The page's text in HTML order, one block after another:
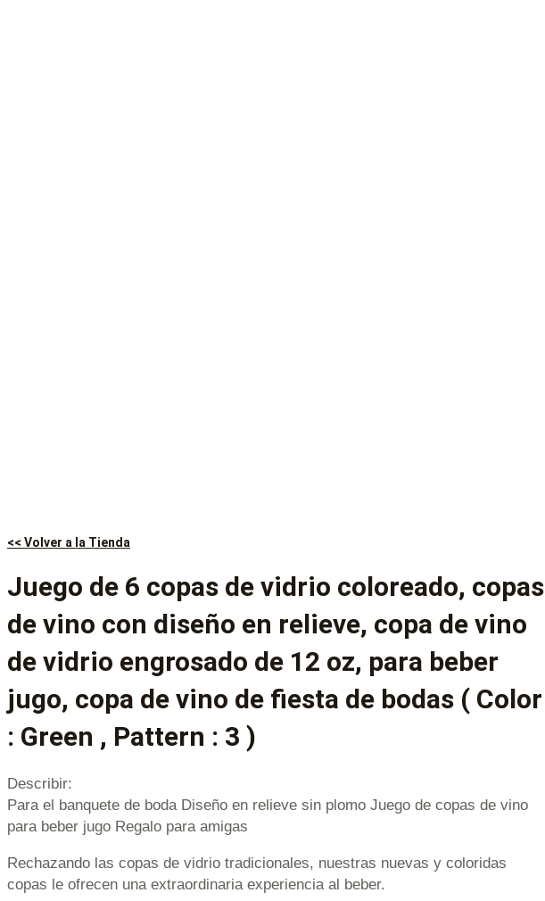
<< Volver a la Tienda
Juego de 6 copas de vidrio coloreado, copas
de vino con diseño en relieve, copa de vino
de vidrio engrosado de 12 oz, para beber
jugo, copa de vino de fiesta de bodas ( Color
: Green , Pattern : 3 )
Describir:
Para el banquete de boda Diseño en relieve sin plomo Juego de copas de vino
para beber jugo Regalo para amigas
Rechazando las copas de vidrio tradicionales, nuestras nuevas y coloridas
copas le ofrecen una extraordinaria experiencia al beber.